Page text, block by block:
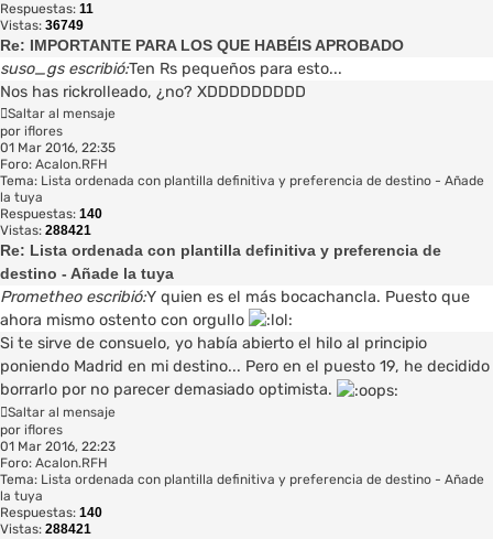
Respuestas: 11
Vistas: 36749
Re: IMPORTANTE PARA LOS QUE HABÉIS APROBADO
suso_gs escribió:Ten Rs pequeños para esto...
Nos has rickrolleado, ¿no? XDDDDDDDDD
Saltar al mensaje
por iflores
01 Mar 2016, 22:35
Foro: Acalon.RFH
Tema: Lista ordenada con plantilla definitiva y preferencia de destino - Añade
la tuya
Respuestas: 140
Vistas: 288421
Re: Lista ordenada con plantilla definitiva y preferencia de
destino - Añade la tuya
Prometheo escribió:Y quien es el más bocachancla. Puesto que
ahora mismo ostento con orgullo
Si te sirve de consuelo, yo había abierto el hilo al principio
poniendo Madrid en mi destino... Pero en el puesto 19, he decidido
borrarlo por no parecer demasiado optimista.
Saltar al mensaje
por iflores
01 Mar 2016, 22:23
Foro: Acalon.RFH
Tema: Lista ordenada con plantilla definitiva y preferencia de destino - Añade
la tuya
Respuestas: 140
Vistas: 288421